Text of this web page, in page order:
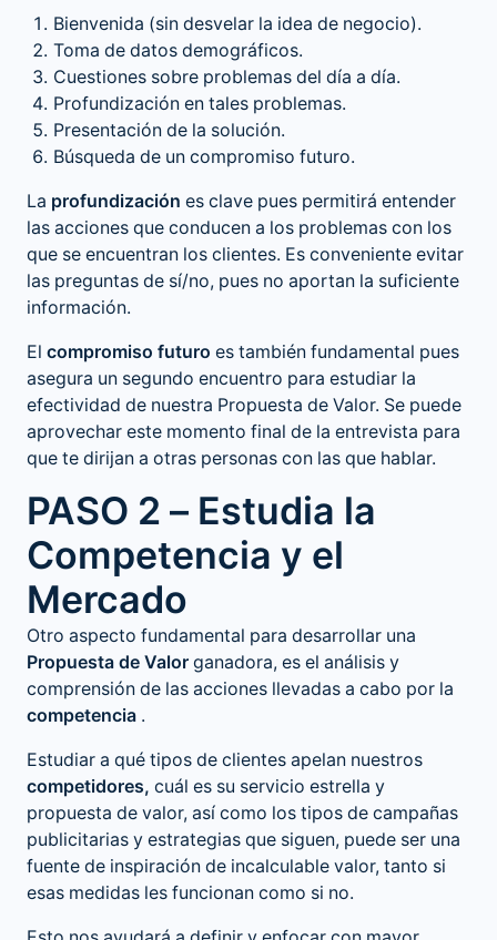
Bienvenida (sin desvelar la idea de negocio).
Toma de datos demográficos.
Cuestiones sobre problemas del día a día.
Profundización en tales problemas.
Presentación de la solución.
Búsqueda de un compromiso futuro.
La profundización es clave pues permitirá entender
las acciones que conducen a los problemas con los
que se encuentran los clientes. Es conveniente evitar
las preguntas de sí/no, pues no aportan la suficiente
información.
El compromiso futuro es también fundamental pues
asegura un segundo encuentro para estudiar la
efectividad de nuestra Propuesta de Valor. Se puede
aprovechar este momento final de la entrevista para
que te dirijan a otras personas con las que hablar.
PASO 2 – Estudia la
Competencia y el
Mercado
Otro aspecto fundamental para desarrollar una
Propuesta de Valor ganadora, es el análisis y
comprensión de las acciones llevadas a cabo por la
competencia .
Estudiar a qué tipos de clientes apelan nuestros
competidores, cuál es su servicio estrella y
propuesta de valor, así como los tipos de campañas
publicitarias y estrategias que siguen, puede ser una
fuente de inspiración de incalculable valor, tanto si
esas medidas les funcionan como si no.